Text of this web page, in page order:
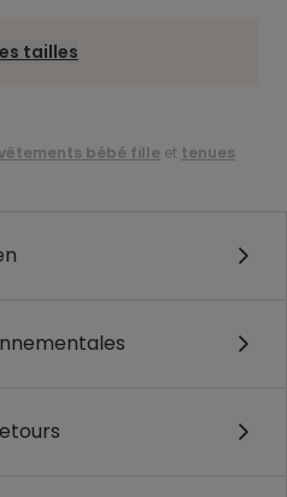
tailles
bébé fille et tenues